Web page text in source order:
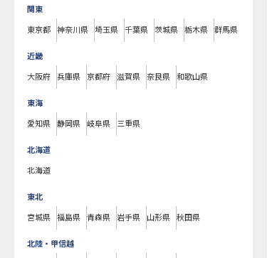
関東
東京都 神奈川県 埼玉県 千葉県 茨城県 栃木県 群馬県
近畿
大阪府 兵庫県 京都府 滋賀県 奈良県 和歌山県
東海
愛知県 静岡県 岐阜県 三重県
北海道
北海道
東北
宮城県 福島県 青森県 岩手県 山形県 秋田県
北陸・甲信越